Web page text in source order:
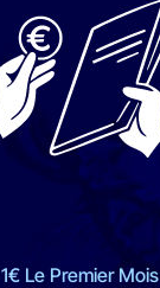
1€ Le Premier Mois